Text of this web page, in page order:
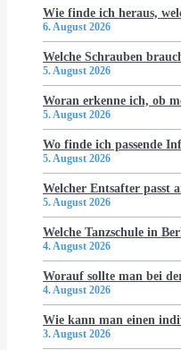
Wie finde ich heraus,
6. August 2026
Welche Schrauben
5. August 2026
Woran erkenne ich, ob
5. August 2026
Wo finde ich passende
5. August 2026
Welcher Entsafter passt
5. August 2026
Welche Tanzschule in
4. August 2026
Worauf sollte man bei
4. August 2026
Wie kann man einen
3. August 2026